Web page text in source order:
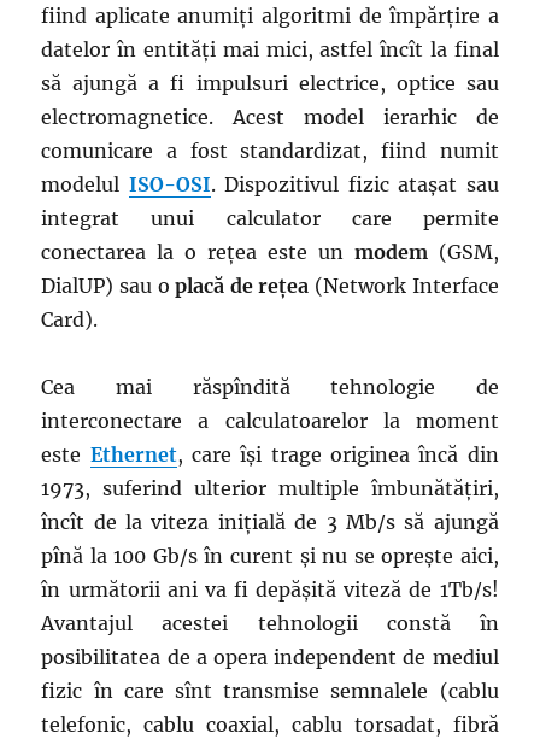
fiind aplicate anumiți algoritmi de împărțire a
datelor în entități mai mici, astfel încît la final
să ajungă a fi impulsuri electrice, optice sau
electromagnetice. Acest model ierarhic de
comunicare a fost standardizat, fiind numit
modelul ISO-OSI. Dispozitivul fizic atașat sau
integrat unui calculator care permite
conectarea la o rețea este un modem(GSM,
DialUP) sau oplacă de rețea (Network Interface
Card).
Cea mai răspîndită tehnologie de
interconectare a calculatoarelor la moment
este Ethernet, care își trage originea încă din
1973, suferind ulterior multiple îmbunătățiri,
încît de la viteza inițială de 3 Mb/s să ajungă
pînă la 100 Gb/s în curent și nu se oprește aici,
în următorii ani va fi depășită viteză de 1Tb/s!
Avantajul acestei tehnologii constă în
posibilitatea de a opera independent de mediul
fizic în care sînt transmise semnalele (cablu
telefonic, cablu coaxial, cablu torsadat, fibră